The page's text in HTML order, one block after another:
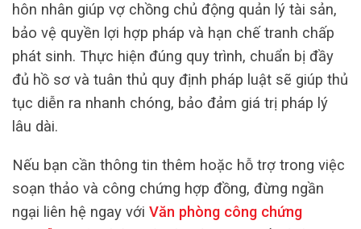
hôn nhân giúp vợ chồng chủ động quản lý tài sản,
bảo vệ quyền lợi hợp pháp và hạn chế tranh chấp
phát sinh. Thực hiện đúng quy trình, chuẩn bị đầy
đủ hồ sơ và tuân thủ quy định pháp luật sẽ giúp thủ
tục diễn ra nhanh chóng, bảo đảm giá trị pháp lý
lâu dài.
Nếu bạn cần thông tin thêm hoặc hỗ trợ trong việc
soạn thảo và công chứng hợp đồng, đừng ngần
ngại liên hệ ngay với Văn phòng công chứng